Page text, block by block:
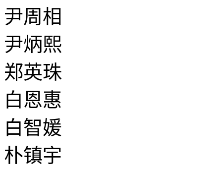
尹周相
尹炳熙
郑英珠
白恩惠
白智媛
朴镇宇